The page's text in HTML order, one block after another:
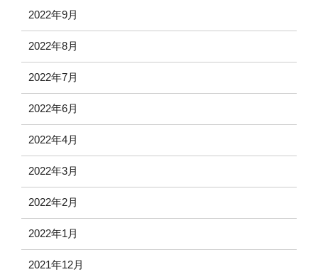
2022年9月
2022年8月
2022年7月
2022年6月
2022年4月
2022年3月
2022年2月
2022年1月
2021年12月